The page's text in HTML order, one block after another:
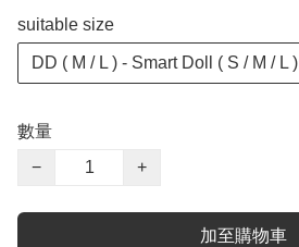
suitable size
DD ( M / L ) - Smart Doll ( S / M / L )
數量
−
+
加至購物車